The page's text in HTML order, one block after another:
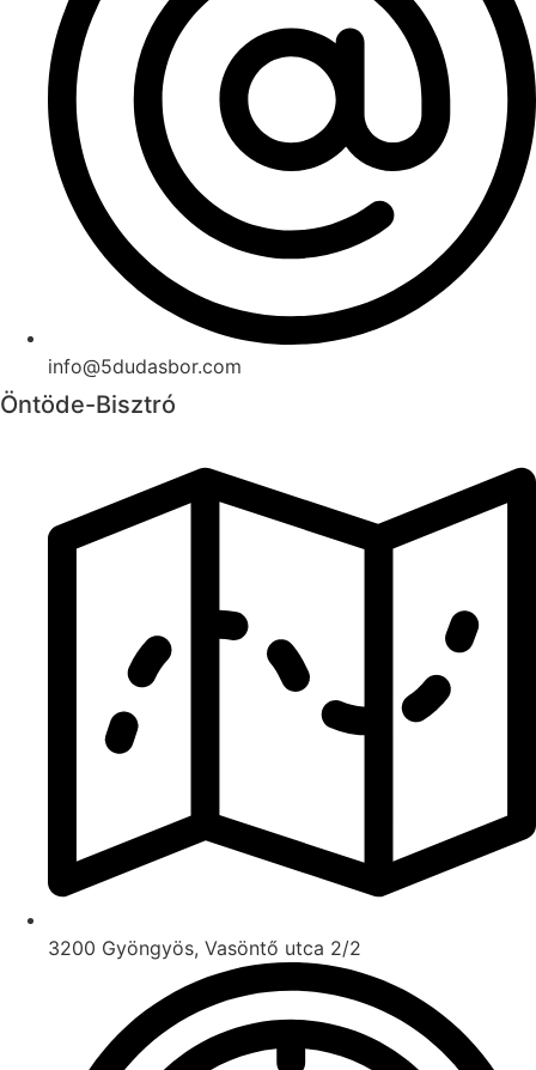
info@5dudasbor.com
Öntöde-Bisztró
3200 Gyöngyös, Vasöntő utca 2/2